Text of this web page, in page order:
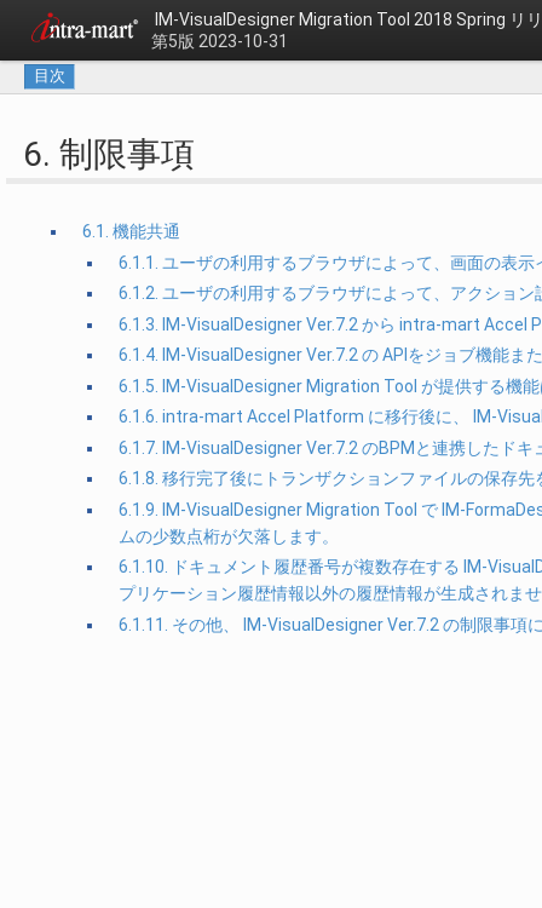
IM-VisualDesigner Migration Tool 2018 Spring リ
第5版 2023-10-31
目次
6. 制限事項
6.1. 機能共通
6.1.1. ユーザの利用するブラウザによって、画面の表
6.1.2. ユーザの利用するブラウザによって、アクショ
6.1.3. IM-VisualDesigner Ver.7.2 から intra-mart
6.1.4. IM-VisualDesigner Ver.7.2 の APIをジョブ機能
6.1.5. IM-VisualDesigner Migration Tool が提供する機
6.1.6. intra-mart Accel Platform に移行後に、 IM-
6.1.7. IM-VisualDesigner Ver.7.2 のBPMと連携したド
6.1.8. 移行完了後にトランザクションファイルの保存先
6.1.9. IM-VisualDesigner Migration Tool で IM-
ムの少数点桁が欠落します。
6.1.10. ドキュメント履歴番号が複数存在する IM-
プリケーション履歴情報以外の履歴情報が生成されま
6.1.11. その他、 IM-VisualDesigner Ver.7.2 の制限事項